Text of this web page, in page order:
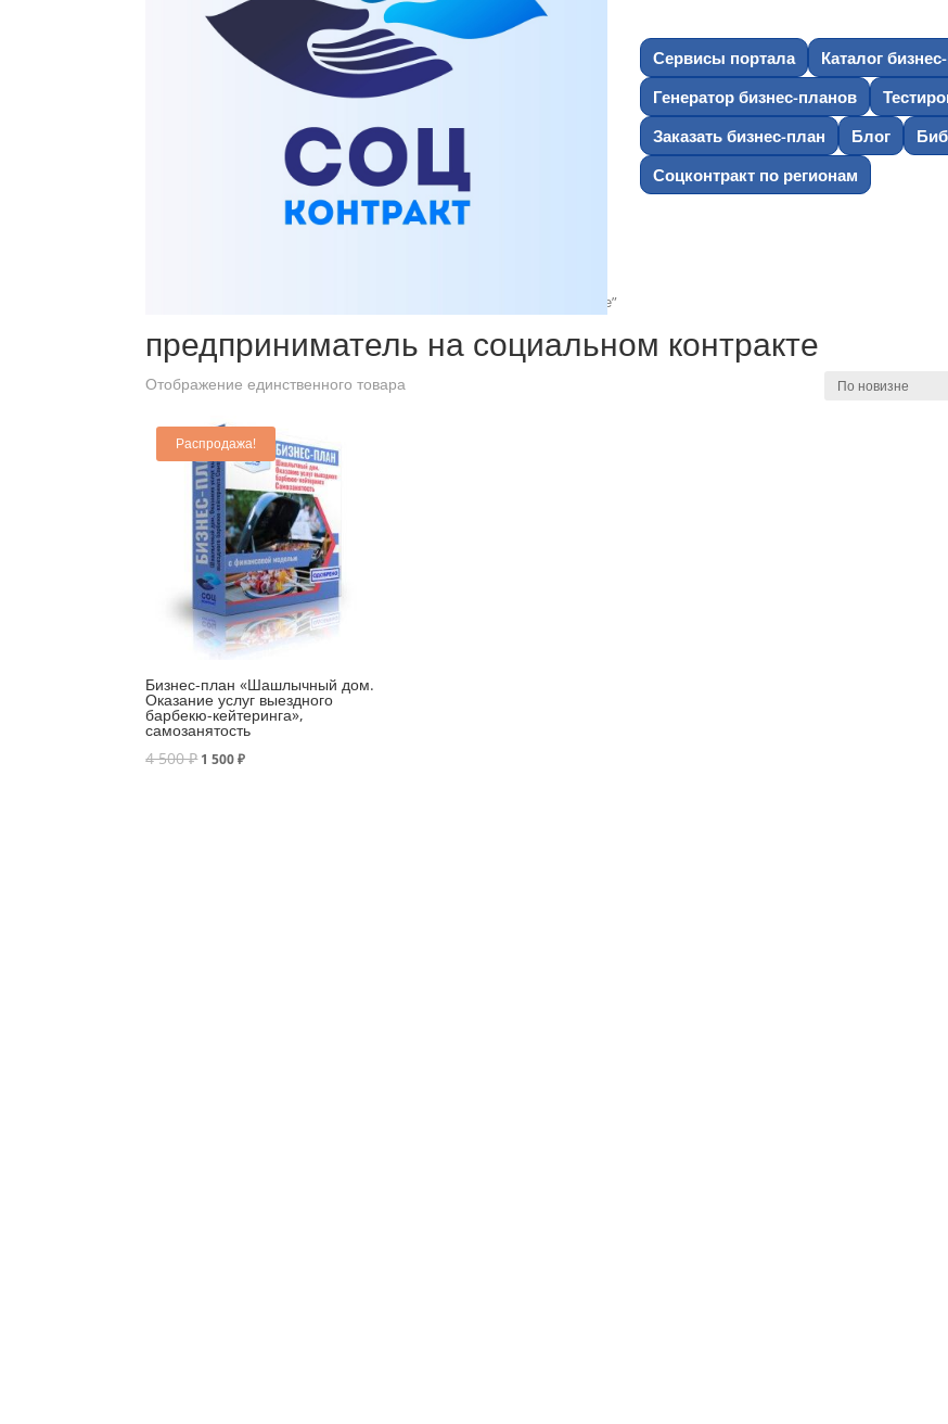
Сервисы портала
Каталог
Генератор бизнес-планов
Заказать бизнес-план
Блог
Соцконтракт по регионам
/ Товары с меткой “предприниматель на социальном контракте”
предприниматель на социальном контракте
Отображение единственного товара
Распродажа!
Бизнес-план «Шашлычный дом.
Оказание услуг выездного
барбекю-кейтеринга»,
самозанятость
4 500₽ 1 500₽